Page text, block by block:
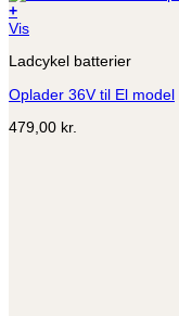
+
Vis
Ladcykel batterier
Oplader 36V til El model
479,00 kr.